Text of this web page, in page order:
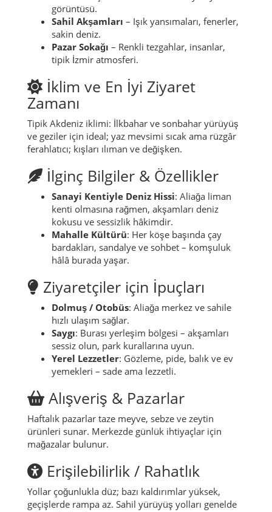
görüntüsü.
Sahil Akşamları – Işık yansımaları, fenerler,
sakin deniz.
Pazar Sokağı – Renkli tezgahlar, insanlar,
tipik İzmir atmosferi.
İklim ve En İyi Ziyaret
Zamanı
Tipik Akdeniz iklimi: İlkbahar ve sonbahar yürüyüş
ve geziler için ideal; yaz mevsimi sıcak ama rüzgâr
ferahlatıcı; kışları ılıman ve değişken.
İlginç Bilgiler & Özellikler
Sanayi Kentiyle Deniz Hissi: Aliağa liman
kenti olmasına rağmen, akşamları deniz
kokusu ve sessizlik hâkimdir.
Mahalle Kültürü: Her köşe başında çay
bardakları, sandalye ve sohbet – komşuluk
hâlâ burada yaşar.
Ziyaretçiler için İpuçları
Dolmuş / Otobüs: Aliağa merkez ve sahile
hızlı ulaşım sağlar.
Saygı: Burası yerleşim bölgesi – akşamları
sessiz olun, park kurallarına uyun.
Yerel Lezzetler: Gözleme, pide, balık ve ev
yemekleri – sade ama lezzetli.
Alışveriş & Pazarlar
Haftalık pazarlar taze meyve, sebze ve zeytin
ürünleri sunar. Merkezde günlük ihtiyaçlar için
mağazalar bulunur.
Erişilebilirlik / Rahatlık
Yollar çoğunlukla düz; bazı kaldırımlar yüksek,
geçişlerde rampa az. Sahil yürüyüş yolları genelde